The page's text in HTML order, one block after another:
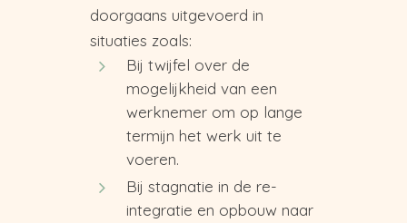
doorgaans uitgevoerd in
situaties zoals:
Bij twijfel over de
mogelijkheid van een
werknemer om op lange
termijn het werk uit te
voeren.
Bij stagnatie in de re-
integratie en opbouw naar